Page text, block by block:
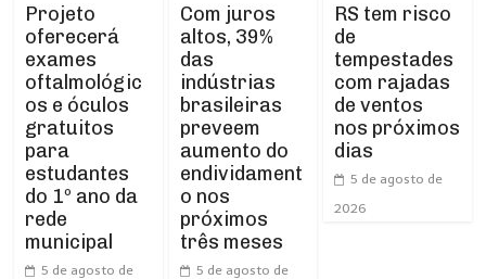
Projeto
oferecerá
exames
oftalmológic
os e óculos
gratuitos
para
estudantes
do 1º ano da
rede
municipal
5 de agosto de
Com juros
altos, 39%
das
indústrias
brasileiras
preveem
aumento do
endividament
o nos
próximos
três meses
5 de agosto de
RS tem risco
de
tempestades
com rajadas
de ventos
nos próximos
dias
5 de agosto de
2026